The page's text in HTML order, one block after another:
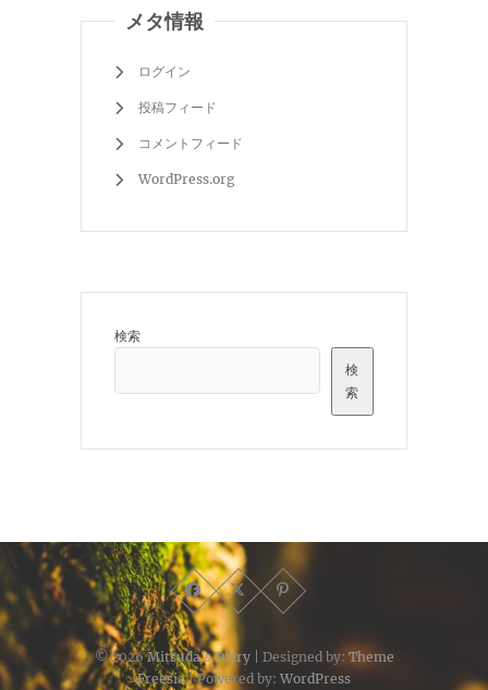
メタ情報
ログイン
投稿フィード
コメントフィード
WordPress.org
検索
検
索
© 2026Mitsuda's Diary| Designed by: Theme
Freesia| Powered by: WordPress